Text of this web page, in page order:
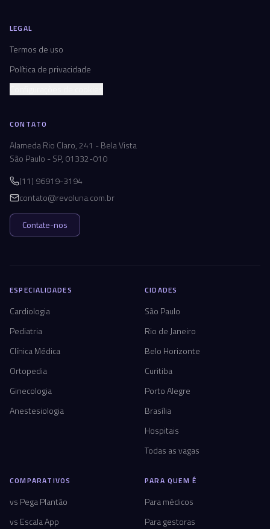
LEGAL
Termos de uso
Política de privacidade
CONTATO
Alameda Rio Claro, 241 - Bela Vista
São Paulo - SP, 01332-010
(11) 96919-3194
contato@revoluna.com.br
Contate-nos
ESPECIALIDADES
Cardiologia
Pediatria
Clínica Médica
Ortopedia
Ginecologia
Anestesiologia
CIDADES
São Paulo
Rio de Janeiro
Belo Horizonte
Curitiba
Porto Alegre
Brasília
Hospitais
Todas as vagas
COMPARATIVOS
vs Pega Plantão
vs Escala App
PARA QUEM É
Para médicos
Para gestoras